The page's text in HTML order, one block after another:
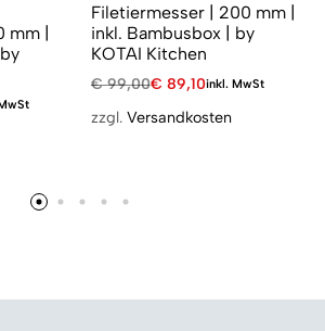
mm |
Filetiermesser | 200 mm |
inkl. Bambusbox | by
KOTAI Kitchen
€99,00€ 89,10inkl. MwSt
zzgl. Versandkosten